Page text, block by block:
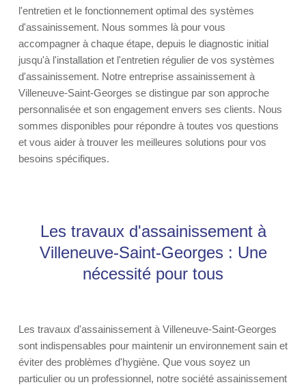
l'entretien et le fonctionnement optimal des systèmes
d'assainissement. Nous sommes là pour vous
accompagner à chaque étape, depuis le diagnostic initial
jusqu'à l'installation et l'entretien régulier de vos systèmes
d'assainissement. Notre entreprise assainissement à
Villeneuve-Saint-Georges se distingue par son approche
personnalisée et son engagement envers ses clients. Nous
sommes disponibles pour répondre à toutes vos questions
et vous aider à trouver les meilleures solutions pour vos
besoins spécifiques.
Les travaux d'assainissement à
Villeneuve-Saint-Georges : Une
nécessité pour tous
Les travaux d'assainissement à Villeneuve-Saint-Georges
sont indispensables pour maintenir un environnement sain et
éviter des problèmes d'hygiène. Que vous soyez un
particulier ou un professionnel, notre société assainissement